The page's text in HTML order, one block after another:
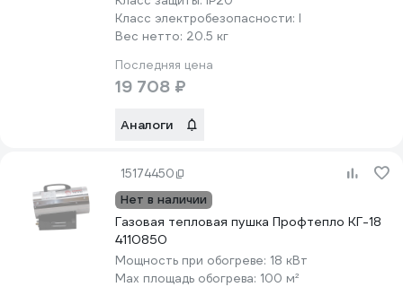
Класс электробезопасности: I
Вес нетто: 20.5 кг
Последняя цена
19 708 ₽
Аналоги
15174450
Нет в наличии
Газовая тепловая пушка Профтепло КГ-18
4110850
Мощность при обогреве: 18 кВт
Max площадь обогрева: 100 м²